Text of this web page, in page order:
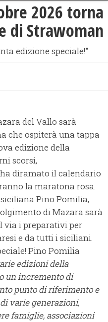
2026 torna
di Strawoman
edizione speciale!"
del Vallo sarà
che ospiterà una tappa
edizione della
scorsi,
diramato il calendario
la maratona rosa.
Pino Pomilia,
di Mazara sarà
via i preparativi per
e da tutti i siciliani.
Pino Pomilia
edizioni della
un incremento di
punto di riferimento e
varie generazioni,
famiglie, associazioni